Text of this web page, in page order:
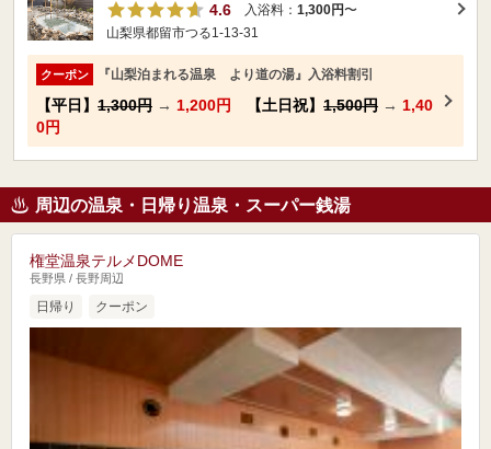
4.6
入浴料： 1,300円〜
山梨県都留市つる1-13-31
クーポン 『山梨泊まれる温泉 より道の湯』入浴料割引
【平日】 1,300円 → 1,200円 【土日祝】 1,500円 → 1,40
0円
周辺の温泉・日帰り温泉・スーパー銭湯
権堂温泉テルメDOME
長野県 / 長野周辺
日帰り クーポン